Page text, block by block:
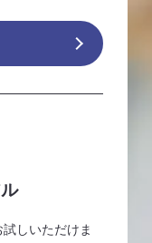
しいただけま